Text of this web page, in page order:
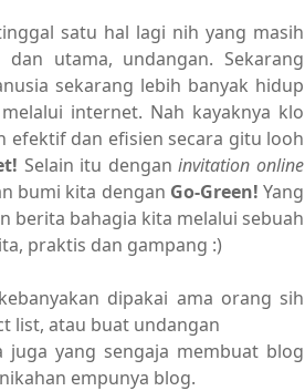
satu hal lagi nih yang masih
utama, undangan. Sekarang
sekarang lebih banyak hidup
internet. Nah kayaknya klo
efektif dan efisien secara gitu looh
Selain itu denganinvitation online
bumi kita dengan Go-Green!Yang
berita bahagia kita melalui sebuah
praktis dan gampang :)
dipakai ama orang sih
list, atau buat undangan
yang sengaja membuat blog
empunya blog.